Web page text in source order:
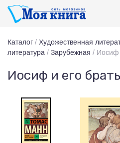
Каталог / Художественная
литература / Зарубежная / Иосиф
Иосиф и его